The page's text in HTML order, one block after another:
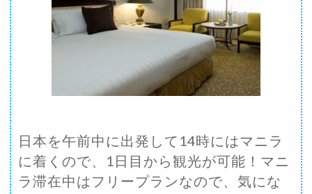
日本を午前中に出発して14時にはマニラ
に着くので、1日目から観光が可能！マニ
ラ滞在中はフリープランなので、気にな